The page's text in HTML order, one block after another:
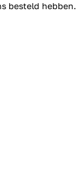
besteld hebben.